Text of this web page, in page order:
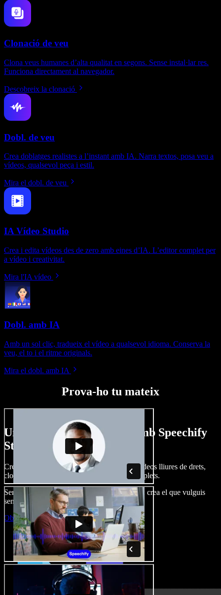
Clonació de veu
Clona veus humanes d’alta qualitat en segons. Sense instal·lar res.
Funciona directament al navegador.
Descobreix la clonació
Dobl. de veu
Crea doblatges realistes a l’instant amb IA. Narra textos, posa veu a
vídeos, qualsevol peça i estil.
Mira el dobl. de veu
IA Vídeo Studio
Crea i edita vídeos des de zero amb eines d’IA. L’editor complet per
a vídeo i creativitat.
Mira l'IA vídeo
Dobl. amb IA
Amb un sol clic, tradueix el vídeo a qualsevol idioma. Conserva la
veu, el to i el ritme originals.
Mira el dobl. amb IA
Prova-ho tu mateix
Un tastet del que pots fer amb Speechify
Studio.
Crea dobl. de veu, afegeix imatges, àudio, vídeos lliures de drets,
clona veus i munta projectes multimèdia complets.
Sense corba d’aprenentatge, tot al navegador: crea el que vulguis
sense els límits de sempre.
Obre l'Studio